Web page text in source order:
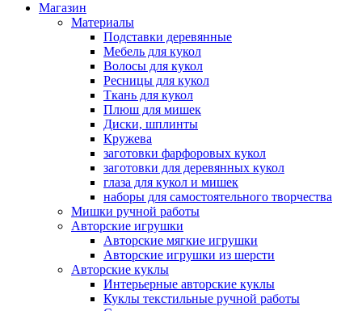
Магазин
Материалы
Подставки деревянные
Мебель для кукол
Волосы для кукол
Ресницы для кукол
Ткань для кукол
Плюш для мишек
Диски, шплинты
Кружева
заготовки фарфоровых кукол
заготовки для деревянных кукол
глаза для кукол и мишек
наборы для самостоятельного творчества
Мишки ручной работы
Авторские игрушки
Авторские мягкие игрушки
Авторские игрушки из шерсти
Авторские куклы
Интерьерные авторские куклы
Куклы текстильные ручной работы